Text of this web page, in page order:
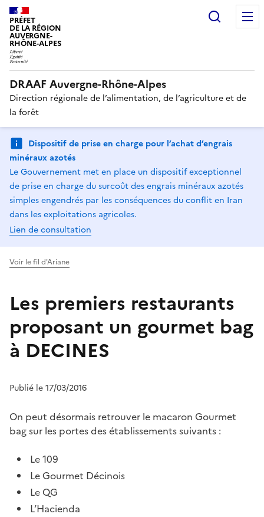
PRÉFET
DE LA RÉGION
AUVERGNE-
RHÔNE-ALPES
DRAAF Auvergne-Rhône-Alpes
Direction régionale de l’alimentation, de l’agriculture et de
la forêt
Dispositif de prise en charge pour l’achat d’engrais
minéraux azotés
Le Gouvernement met en place un dispositif exceptionnel
de prise en charge du surcoût des engrais minéraux azotés
simples engendrés par les conséquences du conflit en Iran
dans les exploitations agricoles.
Lien de consultation
Voir le fil d'Ariane
Les premiers restaurants
proposant un gourmet bag
à DECINES
Publié le 17/03/2016
On peut désormais retrouver le macaron Gourmet
bag sur les portes des établissements suivants :
Le 109
Le Gourmet Décinois
Le QG
L’Hacienda